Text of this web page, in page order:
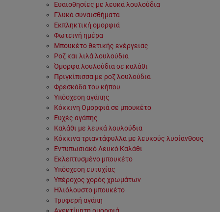
Ευαισθησίες με λευκά λουλούδια
Γλυκά συναισθήματα
Εκπληκτική ομορφιά
Φωτεινή ημέρα
Μπουκέτο θετικής ενέργειας
Ροζ και λιλά λουλούδια
Όμορφα λουλούδια σε καλάθι
Πριγκίπισσα με ροζ λουλούδια
Φρεσκάδα του κήπου
Υπόσχεση αγάπης
Κόκκινη Ομορφιά σε μπουκέτο
Ευχές αγάπης
Καλάθι με λευκά λουλούδια
Κόκκινα τριαντάφυλλα με λευκούς λυσίανθους
Εντυπωσιακό Λευκό Καλάθι
Εκλεπτυσμένο μπουκέτο
Υπόσχεση ευτυχίας
Υπέροχος χορός χρωμάτων
Ηλιόλουστο μπουκέτο
Τρυφερή αγάπη